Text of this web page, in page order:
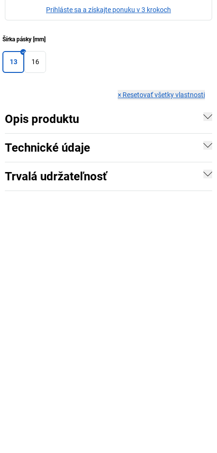
Prihláste sa a získajte ponuku v 3 krokoch
Šírka pásky [mm]
13 16
× Resetovať všetky vlastnosti
Opis produktu
Technické údaje
Trvalá udržateľnosť